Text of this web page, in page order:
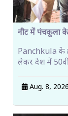
नीट में पंचकूला के
Panchkula के
लेकर देश में 50वीं
Aug. 8, 2026